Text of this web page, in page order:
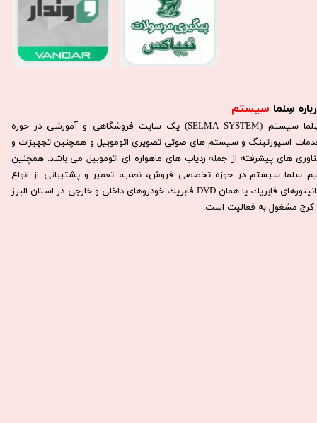
سِلما سیستم​​​​​​​
سِلما سيستم (SELMA SYSTEM) یک سایت فروشگاهی و آموزشی در حوزه
اسپورتینگ و سیستم های صوتی تصویری اتوموبیل و همچنین تجهیزات و
های پیشرفته از جمله ردیاب های ماهواره ای اتوموبیل می باشد. همچنين
سلما سيستم در حوزه تخصصی فروش، نصب، تعمير و پشتيبانی از انواع
مانيتورهای فابريك يا همان DVD فابريك خودروهای داخلی و خارجی در استان البرز
كرج مشغول به فعاليت است.​​​​​​​